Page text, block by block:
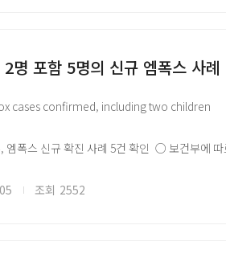
www.glopid-r-korea.kr/)을 통해 확인할 수
명 포함 5명의 신규 엠폭스 사례
cases confirmed, including two children
폭스 신규 확진 사례 5건 확인 ○ 보건부에
행객 주요 입국 장소 엠폭스 검사, 케냐 엠폭스
조회 2552